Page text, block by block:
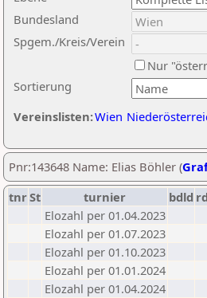
Sortierung
Bundesland
Spgem./Kreis/Verein
Nur
Vereinslisten:Wien
Pnr:143648 Name: Elias Böhler (
tnrSt turnier bdld rd
Elozahl per 01.04.2023
Elozahl per 01.07.2023
Elozahl per 01.10.2023
Elozahl per 01.01.2024
Elozahl per 01.04.2024